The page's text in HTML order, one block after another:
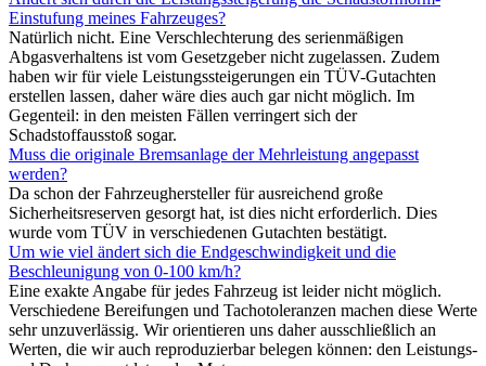
Einstufung meines Fahrzeuges?
Natürlich nicht. Eine Verschlechterung des serienmäßigen
Abgasverhaltens ist vom Gesetzgeber nicht zugelassen. Zudem
haben wir für viele Leistungssteigerungen ein TÜV-Gutachten
erstellen lassen, daher wäre dies auch gar nicht möglich. Im
Gegenteil: in den meisten Fällen verringert sich der
Schadstoffausstoß sogar.
Muss die originale Bremsanlage der Mehrleistung angepasst
werden?
Da schon der Fahrzeughersteller für ausreichend große
Sicherheitsreserven gesorgt hat, ist dies nicht erforderlich. Dies
wurde vom TÜV in verschiedenen Gutachten bestätigt.
Um wie viel ändert sich die Endgeschwindigkeit und die
Beschleunigung von 0-100 km/h?
Eine exakte Angabe für jedes Fahrzeug ist leider nicht möglich.
Verschiedene Bereifungen und Tachotoleranzen machen diese Werte
sehr unzuverlässig. Wir orientieren uns daher ausschließlich an
Werten, die wir auch reproduzierbar belegen können: den Leistungs-